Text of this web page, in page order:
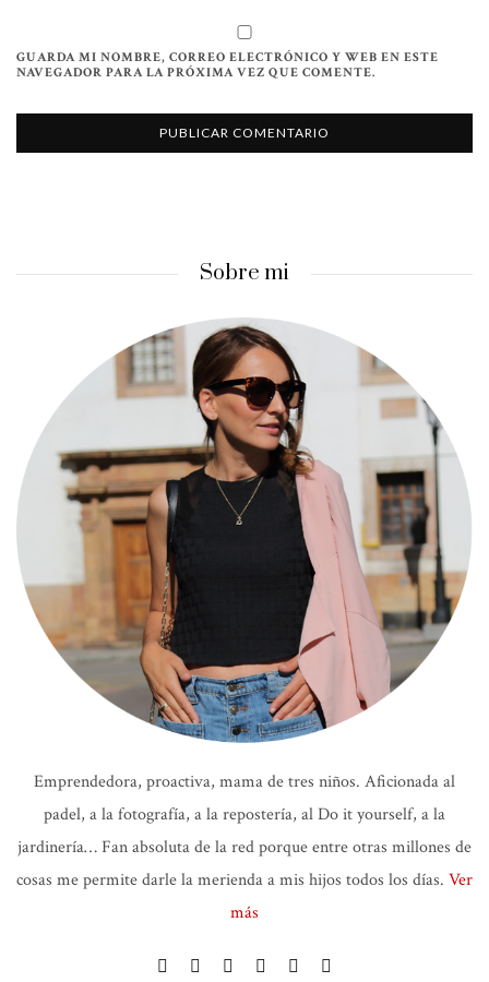
GUARDA MI NOMBRE, CORREO ELECTRÓNICO Y WEB EN ESTE
NAVEGADOR PARA LA PRÓXIMA VEZ QUE COMENTE.
Sobre mi
Emprendedora, proactiva, mama de tres niños. Aficionada al
padel, a la fotografía, a la repostería, al Do it yourself, a la
jardinería… Fan absoluta de la red porque entre otras millones de
cosas me permite darle la merienda a mis hijos todos los días. Ver
más